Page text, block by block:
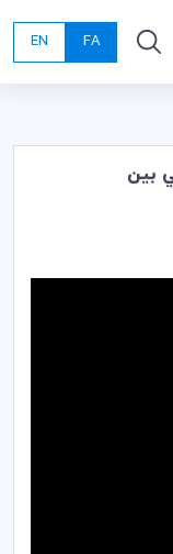
FA
EN
بين